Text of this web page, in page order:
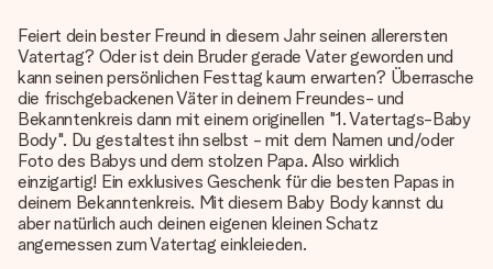
Feiert dein bester Freund in diesem Jahr seinen allerersten
Vatertag? Oder ist dein Bruder gerade Vater geworden und
kann seinen persönlichen Festtag kaum erwarten? Überrasche
die frischgebackenen Väter in deinem Freundes- und
Bekanntenkreis dann mit einem originellen "1. Vatertags-Baby
Body". Du gestaltest ihn selbst - mit dem Namen und/oder
Foto des Babys und dem stolzen Papa. Also wirklich
einzigartig! Ein exklusives Geschenk für die besten Papas in
deinem Bekanntenkreis. Mit diesem Baby Body kannst du
aber natürlich auch deinen eigenen kleinen Schatz
angemessen zum Vatertag einkleieden.